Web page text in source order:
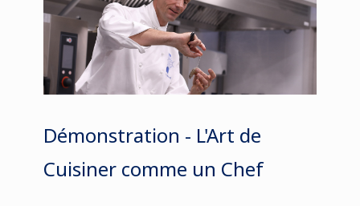
Démonstration - L'Art de
Cuisiner comme un Chef